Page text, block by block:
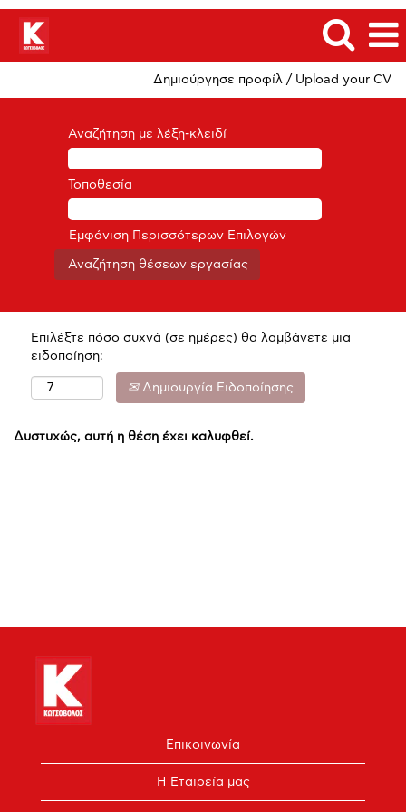
Δημιούργησε προφίλ / Upload your CV
Αναζήτηση με λέξη-κλειδί
Τοποθεσία
Εμφάνιση Περισσότερων Επιλογών
Επιλέξτε πόσο συχνά (σε ημέρες) θα λαμβάνετε μια
ειδοποίηση:
Δημιουργία Ειδοποίησης
Δυστυχώς, αυτή η θέση έχει καλυφθεί.
Επικοινωνία
Η Εταιρεία μας